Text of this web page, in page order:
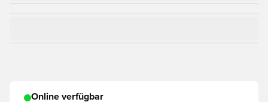
Online verfügbar